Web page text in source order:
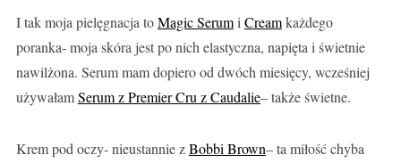
I tak moja pielęgnacja toMagic SerumiCreamkażdego
poranka- moja skóra jest po nich elastyczna, napięta i świetnie
nawilżona. Serum mam dopiero od dwóch miesięcy, wcześniej
używałamSerum z Premier Cru z Caudalie– także świetne.
Krem pod oczy- nieustannie zBobbi Brown– ta miłość chyba